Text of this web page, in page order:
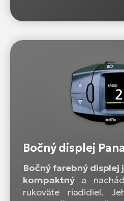
Bočný displej
Bočný farebný displej
kompaktný a
rukoväte riadidiel.